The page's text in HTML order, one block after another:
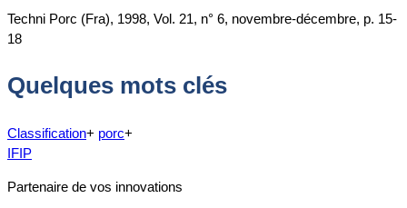
Techni Porc (Fra), 1998, Vol. 21, n° 6, novembre-décembre, p. 15-
18
Quelques mots clés
Classification+ porc+
IFIP
Partenaire de vos innovations